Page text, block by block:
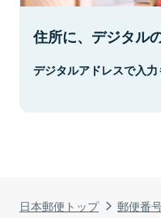
日本郵便トップ 郵便番
住所に、デジタル
デジタルアドレスで入力